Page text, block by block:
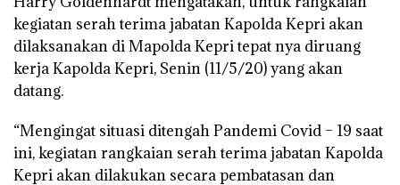
kegiatan serah terima jabatan Kapolda Kepri akan
dilaksanakan di Mapolda Kepri tepat nya diruang
kerja Kapolda Kepri, Senin (11/5/20) yang akan
datang.
“Mengingat situasi ditengah Pandemi Covid – 19 saat
ini, kegiatan rangkaian serah terima jabatan Kapolda
Kepri akan dilakukan secara pembatasan dan